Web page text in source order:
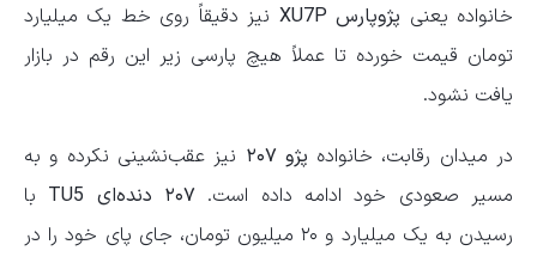
خانواده یعنی پژوپارس XU7P
نیز دقیقاً روی خط یک میلیارد
تومان قیمت خورده تا عملاً هیچ پارسی زیر این رقم در بازار
یافت نشود.
در میدان رقابت، خانواده پژو ۲۰۷
نیز عقب‌نشینی نکرده و به
مسیر صعودی خود ادامه داده است. ۲۰۷ دنده‌ای TU5
با
رسیدن به یک میلیارد و ۲۰ میلیون تومان، جای پای خود را در